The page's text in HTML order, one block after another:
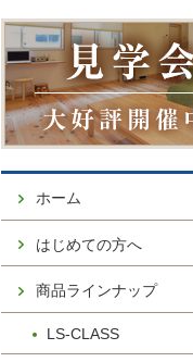
ホーム
はじめての方へ
商品ラインナップ
LS-CLASS